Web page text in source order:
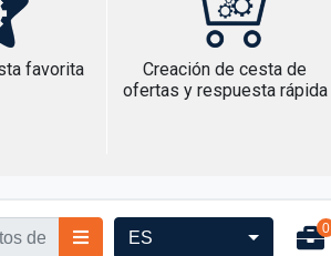
favorita
Creación de cesta de
ofertas y respuesta rápida
ES 0